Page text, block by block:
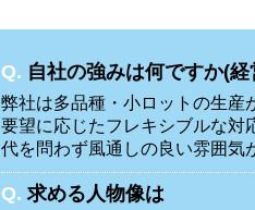
Q. 自社の強みは何ですか(
弊社は多品種・小ロットの生産
要望に応じたフレキシブルな対
代を問わず風通しの良い雰囲気
Q. 求める人物像は